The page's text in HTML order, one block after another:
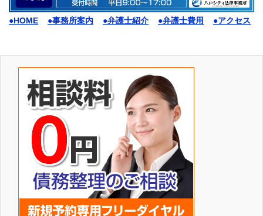
●HOME ●事務所案内 ●弁護士紹介 ●弁護士費用 ●アクセス